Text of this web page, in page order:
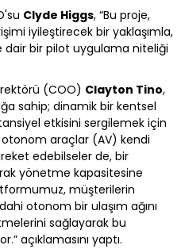
Clyde Higgs, “Bu proje,
iyileştirecek bir yaklaşımla,
bir pilot uygulama niteliği
(COO) Clayton Tino,
sahip; dinamik bir kentsel
etkisini sergilemek için
otonom araçlar (AV) kendi
edebilseler de, bir
yönetme kapasitesine
müşterilerin
otonom bir ulaşım ağını
sağlayarak bu
açıklamasını yaptı.